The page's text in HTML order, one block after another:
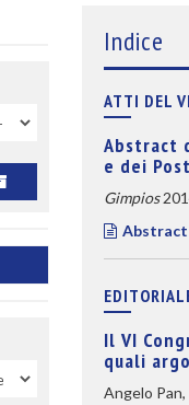
Indice
ATTI DEL
Abstract
e dei
Gimpios
Abstract
Il VI
quali
Angelo Pan,